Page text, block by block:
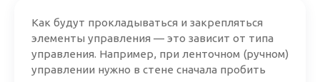
Как будут прокладываться и закрепляться
элементы управления — это зависит от типа
управления. Например, при ленточном (ручном)
управлении нужно в стене сначала пробить